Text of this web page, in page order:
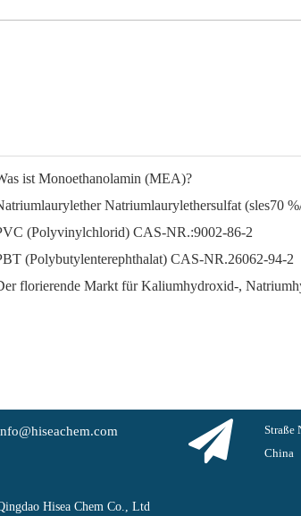
ist Monoethanolamin (MEA)?
(Polyvinylchlorid) CAS-NR.:9002-86-2
(Polybutylenterephthalat) CAS-NR.26062-94-2
Straße
China
Hisea Chem Co., Ltd